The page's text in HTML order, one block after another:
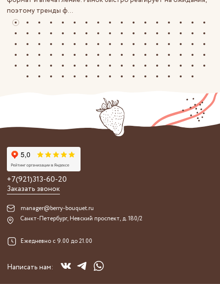
поэтому тренды ф...
+7(921)313-60-20
Заказать звонок
manager@berry-bouquet.ru
Санкт-Петербург, Невский проспект, д. 180/2
Ежедневно с 9.00 до 21.00
Написать нам: